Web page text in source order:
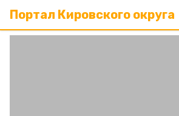
Портал Кировского округа